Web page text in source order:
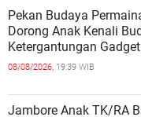
Pekan Budaya
Dorong Anak Kenali
Ketergantungan Gadget
08/08/2026, 19:39 WIB
Jambore Anak TK/RA